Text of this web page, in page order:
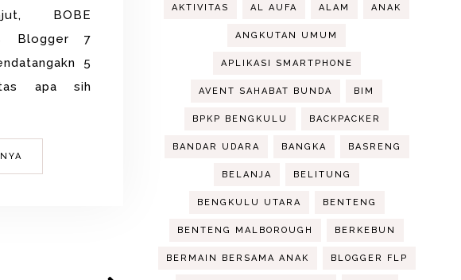
BOBE
Blogger 7
5
apa sih
AKTIVITAS AL AUFA ALAM ANAK
ANGKUTAN UMUM
APLIKASI SMARTPHONE
AVENT SAHABAT BUNDA BIM
BPKP BENGKULU BACKPACKER
BANDAR UDARA BANGKA BASRENG
BELANJA BELITUNG
BENGKULU UTARA BENTENG
BENTENG MALBOROUGH BERKEBUN
BERMAIN BERSAMA ANAK BLOGGER FLP